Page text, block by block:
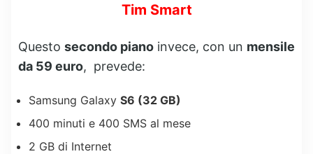
Tim Smart
Questo secondo piano invece, con un mensile
da 59 euro, prevede:
Samsung Galaxy S6 (32 GB)
400 minuti e 400 SMS al mese
2 GB di Internet